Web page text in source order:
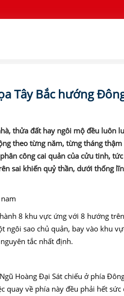
Tây Bắc hướng
thửa đất hay ngôi mộ đều luôn
theo từng năm, từng tháng
công cai quản của cửu tinh,
sai khiến quỷ thần, dưới thống
8 khu vực ứng với 8 hướng
ngôi sao chủ quản, bay vào khu
tắc nhất định.
Hoàng Đại Sát chiếu ở phía
quay về phía này đều phải hết